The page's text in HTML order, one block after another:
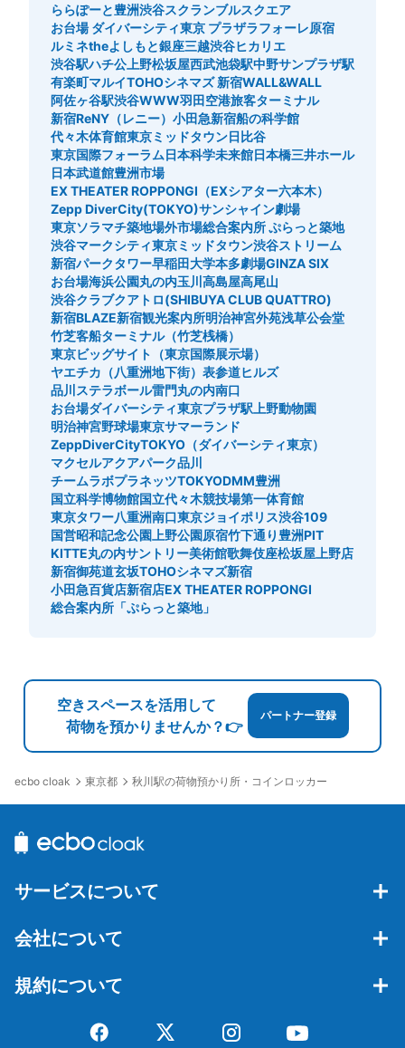
ららぽーと豊洲渋谷スクランブルスクエア
お台場 ダイバーシティ東京 プラザラフォーレ原宿
ルミネtheよしもと銀座三越渋谷ヒカリエ
渋谷駅ハチ公 上野松坂屋西武池袋駅中野サンプラザ駅
有楽町マルイTOHOシネマズ 新宿WALL&WALL
阿佐ヶ谷駅渋谷WWW羽田空港旅客ターミナル
新宿ReNY（レニー） 小田急新宿船の科学館
代々木体育館東京ミッドタウン日比谷
東京国際フォーラム日本科学未来館日本橋三井ホール
日本武道館豊洲市場
EX THEATER ROPPONGI（EXシアター六本木）
Zepp DiverCity(TOKYO)サンシャイン劇場
東京ソラマチ築地場外市場総合案内所 ぷらっと築地
渋谷マークシティ東京ミッドタウン渋谷ストリーム
新宿パークタワー早稲田大学本多劇場GINZA SIX
お台場海浜公園丸の内玉川高島屋高尾山
渋谷クラブクアトロ(SHIBUYA CLUB QUATTRO)
新宿BLAZE新宿観光案内所明治神宮外苑浅草公会堂
竹芝客船ターミナル（竹芝桟橋）
東京ビッグサイト（東京国際展示場）
ヤエチカ（八重洲地下街） 表参道ヒルズ
品川ステラボール雷門丸の内南口
お台場ダイバーシティ東京プラザ駅 上野動物園
明治神宮野球場東京サマーランド
ZeppDiverCityTOKYO（ダイバーシティ東京）
マクセルアクアパーク品川
チームラボプラネッツTOKYODMM豊洲
国立科学博物館国立代々木競技場第一体育館
東京タワー八重洲南口東京ジョイポリス渋谷109
国営昭和記念公園 上野公園原宿竹下通り 豊洲PIT
KITTE丸の内サントリー美術館歌舞伎座松坂屋上野店
新宿御苑道玄坂TOHOシネマズ新宿
小田急百貨店新宿店EX THEATER ROPPONGI
総合案内所「ぷらっと築地」
空きスペースを活用して
荷物を預かりませんか？👉
パートナー登録
ecbo cloak 東京都 秋川駅の荷物預かり所・コインロッカー
サービスについて
会社について
規約について